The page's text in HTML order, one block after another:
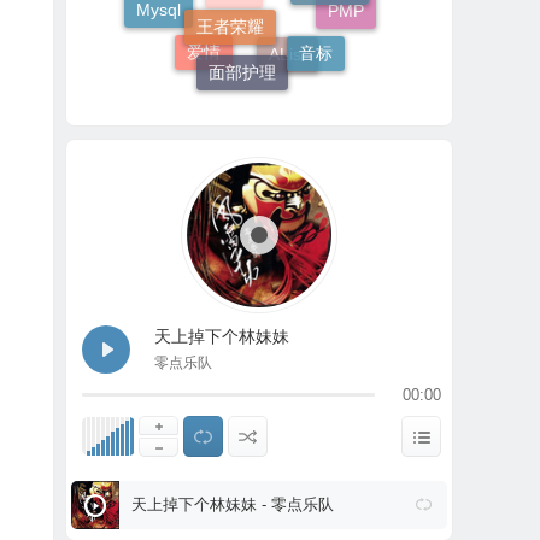
Joplin
单词
PMP
AList
爱情
音标
面部护理
天上掉下个林妹妹
零点乐队
00:00
天上掉下个林妹妹 - 零点乐队